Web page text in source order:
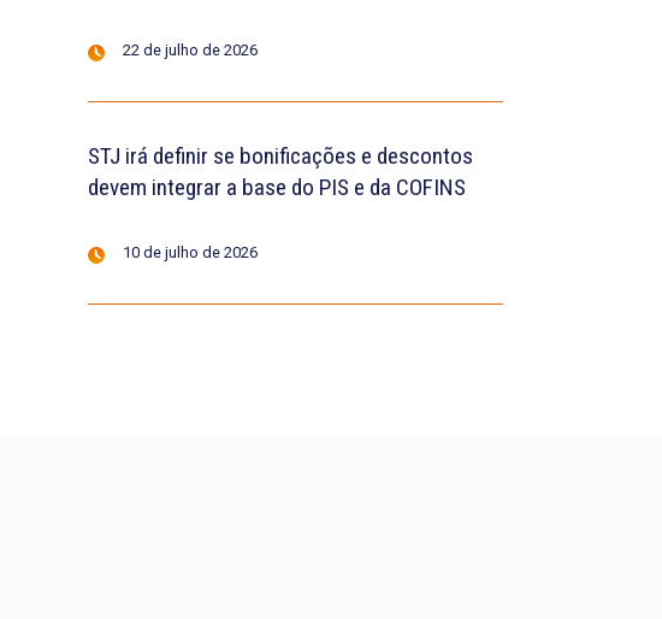
22 de julho de 2026
STJ irá definir se bonificações e descontos
devem integrar a base do PIS e da COFINS
10 de julho de 2026